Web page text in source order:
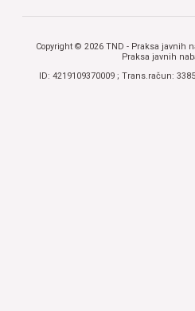
Copyright © 2026 TND - Praksa javnih
Praksa javnih
ID: 4219109370009 ; Trans.račun: